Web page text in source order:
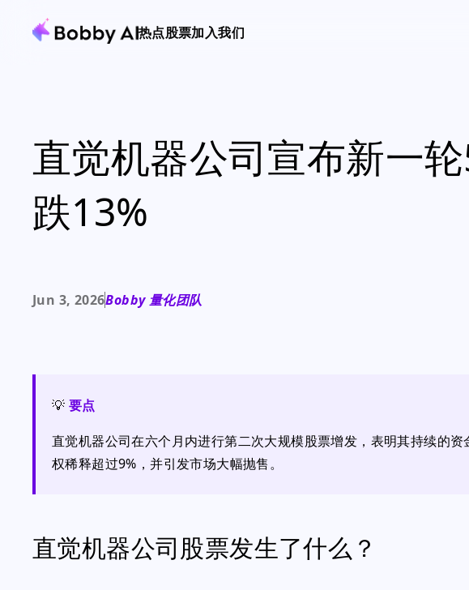
热点股票加入我们
直觉机器公司宣布新一
跌13%
Jun 3, 2026Bobby 量化团队
💡 要点
直觉机器公司在六个月内进行第二次大规模股票增发，表明其持续的
权稀释超过9%，并引发市场大幅抛售。
直觉机器公司股票发生了什么？